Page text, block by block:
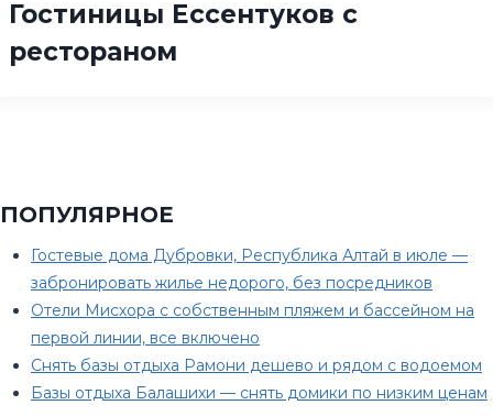
Гостиницы Ессентуков с
рестораном
ПОПУЛЯРНОЕ
Гостевые дома Дубровки, Республика Алтай в июле —
забронировать жилье недорого, без посредников
Отели Мисхора с собственным пляжем и бассейном на
первой линии, все включено
Снять базы отдыха Рамони дешево и рядом с водоемом
Базы отдыха Балашихи — снять домики по низким ценам